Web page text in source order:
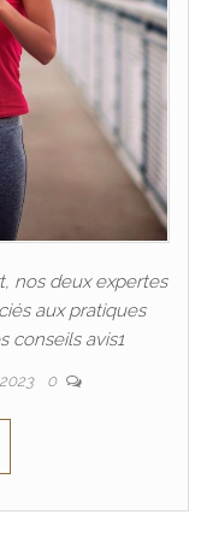
nos deux expertes
aux pratiques
conseils avis1
0